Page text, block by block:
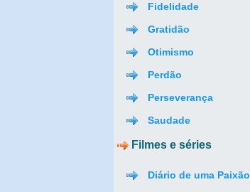
Fidelidade
Gratidão
Otimismo
Perdão
Perseverança
Saudade
Filmes e séries
Diário de uma Paixão